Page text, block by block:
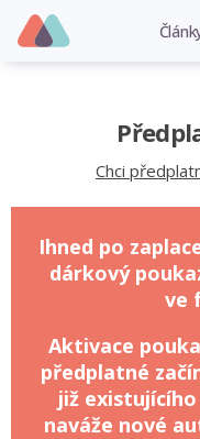
Chci
Ihned po
dárkový
ve
Aktivace
předplatné
již
naváže nové